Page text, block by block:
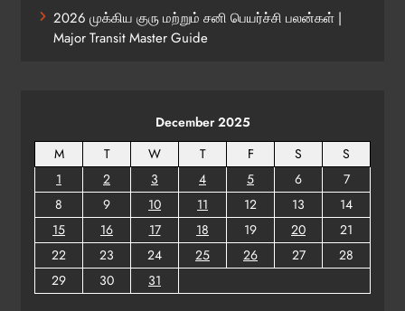
2026 முக்கிய குரு மற்றும் சனி பெயர்ச்சி பலன்கள் |
Major Transit Master Guide
December 2025
M
T W T F S
S
1
2 3 4 5 6
7
8
9 10 11 12 13
14
15
16 17 18 19 20
21
22
23 24 25 26 27
28
29
30 31